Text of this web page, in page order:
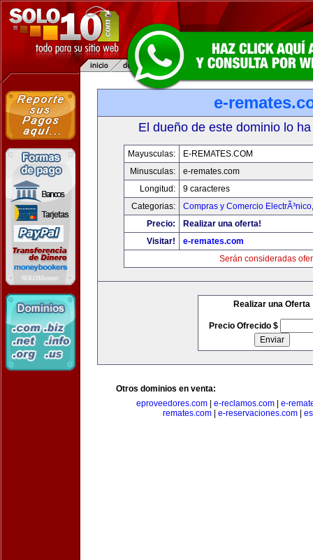
e-
El dueño de este dominio lo
Mayusculas:
E-REMATES.COM
Minusculas:
e-remates.com
Longitud:
9 caracteres
Categorias:
Compras y Comercio ElectrÃ³nico
Precio:
Realizar una oferta!
Visitar!
e-remates.com
Serán consideradas
Realizar una Oferta
Precio Ofrecido $
Otros dominios en venta:
eproveedores.com
e-reclamos.com
e-
remates.com| e-reservaciones.com|